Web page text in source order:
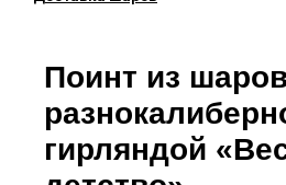
Поинт из
гирляндой